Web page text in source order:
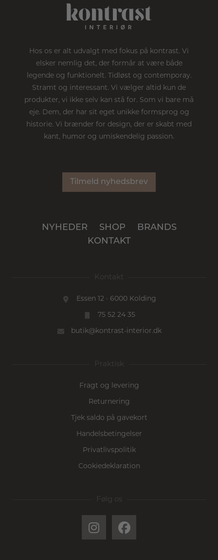
Hos os er alt udvalgt med fokus på kontrast. Vi
elsker nemlig det, der formår at være både
legende og funktionelt. Tidløst og contemporay.
Stramt og interessant. Vi vælger altid kun de
produkter, vi ikke selv kan stå for. Som vi bare må
eje. Dem, der har sit eget unikke formsprog og
historie. Vi brænder for design, der er skabt med
kant, humor og umiskendelig passion.
Tilmeld nyhedsbrev
NYHEDER SHOP
BRANDS
KONTAKT
Kontakt
Essen 12 · 6000 Kolding
75 52 24 35
butik@kontrast-interior.dk
Praktisk
Fragt og levering
Returnering
Tjek saldo på gavekort
Handelsbetingelser
Privatlivspolitik
Cookiedeklaration
Følg os